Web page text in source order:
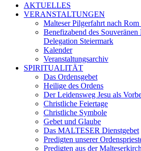
AKTUELLES
VERANSTALTUNGEN
Malteser Pilgerfahrt nach Rom
Benefizabend des
Delegation Steiermark
Kalender
Veranstaltungsarchiv
SPIRITUALITÄT
Das Ordensgebet
Heilige des Ordens
Der Leidensweg Jesu als
Christliche Feiertage
Christliche Symbole
Gebet und Glaube
Das MALTESER Dienstgebet
Predigten unserer
Predigten aus der